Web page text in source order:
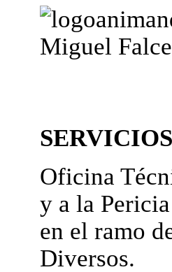
Miguel
SERVICIOS
Oficina
y a la
en el ramo
Diversos.